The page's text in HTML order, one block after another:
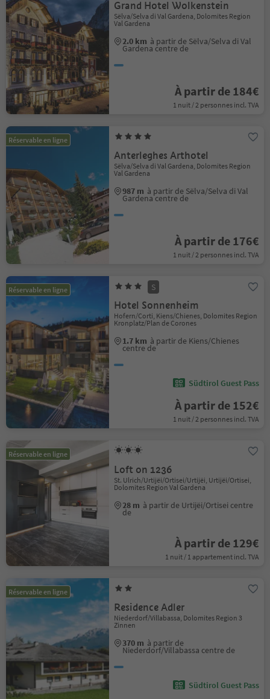
Grand Hotel Wolkenstein
Sëlva/Selva di Val Gardena, Dolomites Region
Val Gardena
2.0 km à partir de Sëlva/Selva di Val
Gardena centre de
À partir de 184€
1 nuit / 2 personnes incl. TVA
Réservable en ligne
Anterleghes Arthotel
Sëlva/Selva di Val Gardena, Dolomites Region
Val Gardena
987 m à partir de Sëlva/Selva di Val
Gardena centre de
À partir de 176€
1 nuit / 2 personnes incl. TVA
Réservable en ligne S
Hotel Sonnenheim
Hofern/Corti, Kiens/Chienes, Dolomites Region
Kronplatz/Plan de Corones
1.7 km à partir de Kiens/Chienes
centre de
Südtirol Guest Pass
À partir de 152€
1 nuit / 2 personnes incl. TVA
Réservable en ligne
Loft on 1236
St. Ulrich/Urtijëi/Ortisei/Urtijëi, Urtijëi/Ortisei,
Dolomites Region Val Gardena
28 m à partir de Urtijëi/Ortisei centre
de
À partir de 129€
1 nuit / 1 appartement incl. TVA
Réservable en ligne
Residence Adler
Niederdorf/Villabassa, Dolomites Region 3
Zinnen
370 m à partir de
Niederdorf/Villabassa centre de
Südtirol Guest Pass